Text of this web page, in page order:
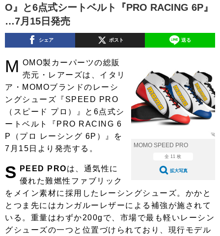
中国
九州 沖縄
注目の記事
ショップレポート 愛車 File
自動車豆知識 ストップ！不具合修理＆粗悪修理
鈑金・塗装
ディテイリング
ディテイリング 洗車
ヘッドライト磨き
フィルム・ラッピング
鈑金・塗装
特集記事
ストップ 不具合修理＆粗悪修理
クト
コラム
ショップ紹介
ショップレポート プロショップ検索
レストア
カーメーカー「旧車」関連プロジ
ェクト
コラム
インタビュー
イベント
イベント告知 イベントレポート
O』と6点式シートベルト『PRO RACING 6P』
…7月15日発売
シェア ポスト 送る
MOMO SPEED PRO
全 11 枚
拡大写真
M OMO製カーパーツの総販
売元・レアーズは、イタリ
ア・MOMOブランドのレーシ
ングシューズ『SPEED PRO
（スピード プロ）』と6点式シ
ートベルト『PRO RACING 6
P（プロ レーシング 6P）』を
7月15日より発売する。
S PEED PROは、通気性に
優れた難燃性ファブリック
をメイン素材に採用したレーシングシューズ。かかと
とつま先にはカンガルーレザーによる補強が施されて
いる。重量はわずか200gで、市場で最も軽いレーシン
グシューズの一つと位置づけられており、現行モデル